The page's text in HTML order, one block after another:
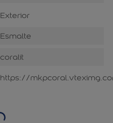
Exterior
Esmalte
coralit
https://